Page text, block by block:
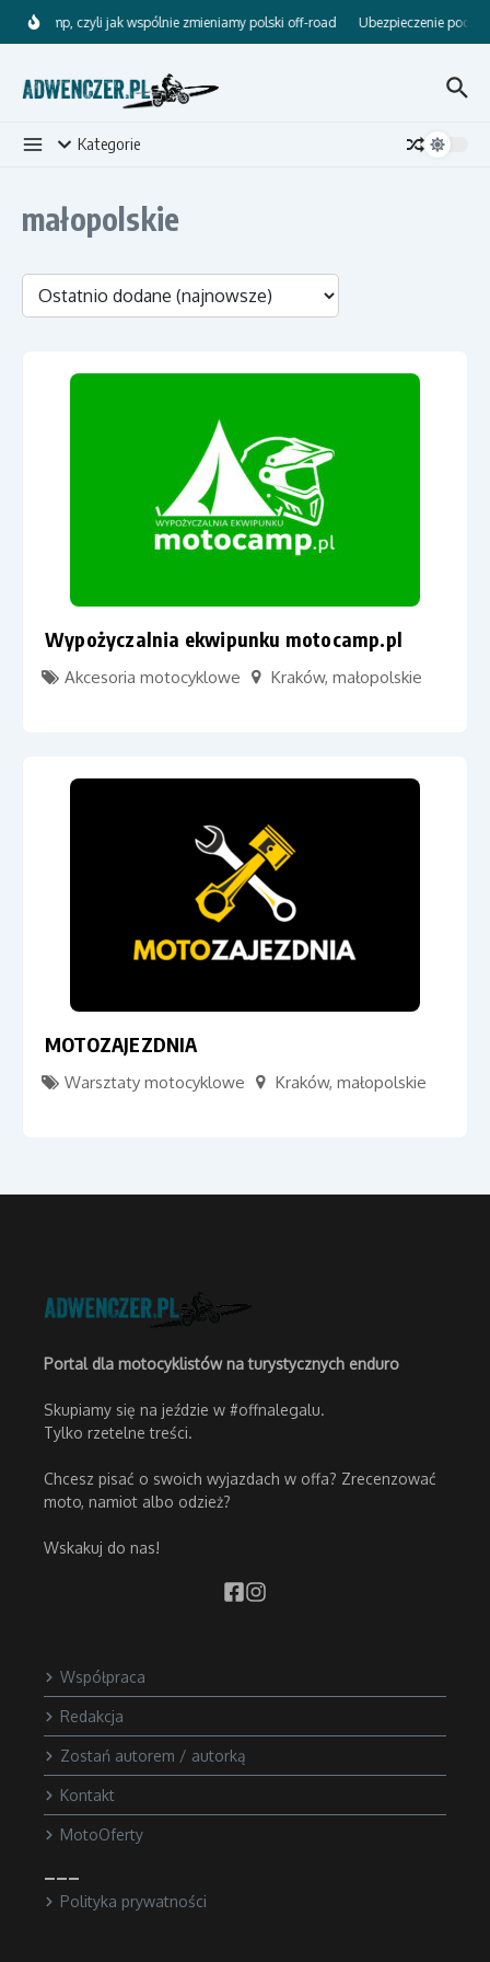
Przejdź do treści
RATsCamp, czyli jak wspólnie zmieniamy polski off-road Ubezpieczenie
Kategorie
małopolskie
Wypożyczalnia ekwipunku motocamp.pl
Akcesoria motocyklowe Kraków, małopolskie
MOTOZAJEZDNIA
Warsztaty motocyklowe Kraków, małopolskie
Portal dla motocyklistów na turystycznych enduro
Skupiamy się na jeździe w #offnalegalu.
Tylko rzetelne treści.
Chcesz pisać o swoich wyjazdach w offa? Zrecenzować
moto, namiot albo odzież?
Wskakuj do nas!
Współpraca
Redakcja
Zostań autorem / autorką
Kontakt
MotoOferty
Polityka prywatności